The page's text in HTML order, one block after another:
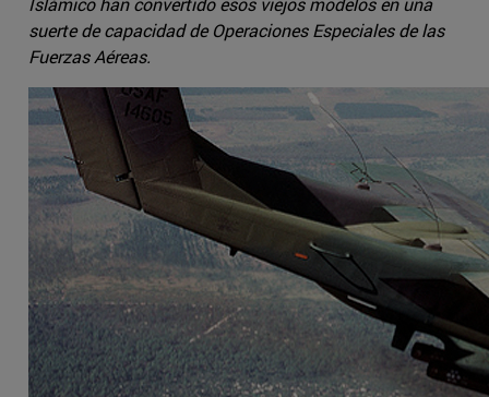
suerte de capacidad de Operaciones Especiales de las
Fuerzas Aéreas.